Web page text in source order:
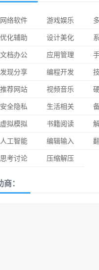
网络软件 游戏娱乐
优化辅助
设计美化
文档办公
应用管理
发现分享
编程开发
推荐网站
视频音乐
安全隐私
生活相关
虚拟模拟
书籍阅读
人工智能
编辑输入
思考讨论
压缩解压
商：